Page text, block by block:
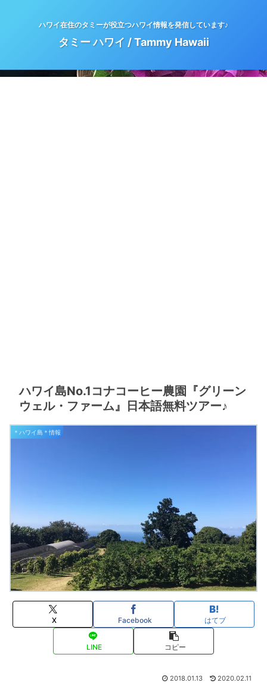
ハワイ在住のタミーが役立つハワイ情報を発信しています♪
タミー ハワイ / Tammy Hawaii
ハワイ島No.1コナコーヒー農園『グリーン
ウェル・ファーム』日本語無料ツアー♪
＊ハワイ島＊情報
X Facebook はてブ
LINE コピー
2018.01.13 2020.02.11